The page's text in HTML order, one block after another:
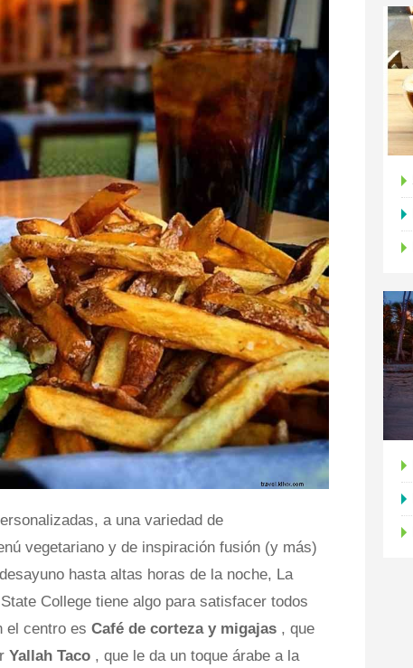
a una variedad de
vegetariano y de inspiración fusión (y más)
hasta altas horas de la noche, La
College tiene algo para satisfacer todos
el centro es Café de corteza y migajas , que
Yallah Taco , que le da un toque árabe a la